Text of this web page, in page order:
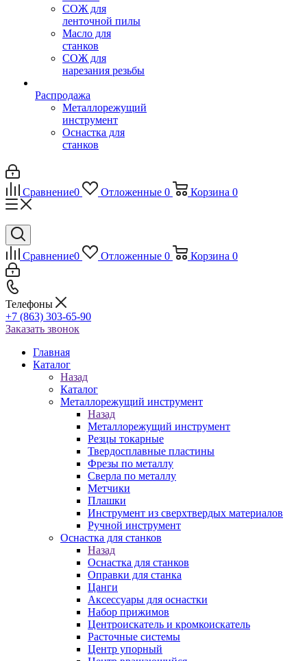
СОЖ для
ленточной пилы
Масло для
станков
СОЖ для
нарезания резьбы
Распродажа
Металлорежущий
инструмент
Оснастка для
станков
Сравнение0 Отложенные 0 Корзина 0
Сравнение0 Отложенные 0 Корзина 0
Телефоны
+7 (863) 303-65-90
Заказать звонок
Главная
Каталог
Назад
Каталог
Металлорежущий инструмент
Назад
Металлорежущий инструмент
Резцы токарные
Твердосплавные пластины
Фрезы по металлу
Сверла по металлу
Метчики
Плашки
Инструмент из сверхтвердых материалов
Ручной инструмент
Оснастка для станков
Назад
Оснастка для станков
Оправки для станка
Цанги
Аксессуары для оснастки
Набор прижимов
Центроискатель и кромкоискатель
Расточные системы
Центр упорный